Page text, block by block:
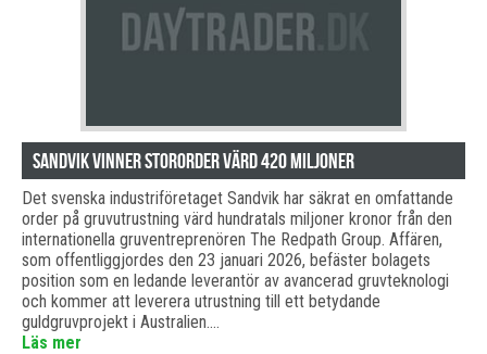
Sandvik vinner stororder värd 420 miljoner
Det svenska industriföretaget Sandvik har säkrat en omfattande
order på gruvutrustning värd hundratals miljoner kronor från den
internationella gruventreprenören The Redpath Group. Affären,
som offentliggjordes den 23 januari 2026, befäster bolagets
position som en ledande leverantör av avancerad gruvteknologi
och kommer att leverera utrustning till ett betydande
guldgruvprojekt i Australien.…
Läs mer